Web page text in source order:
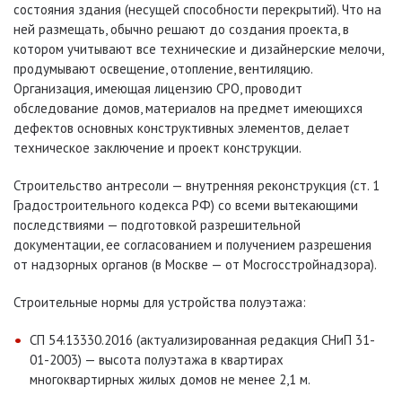
состояния здания (несущей способности перекрытий). Что на
ней размещать, обычно решают до создания проекта, в
котором учитывают все технические и дизайнерские мелочи,
продумывают освещение, отопление, вентиляцию.
Организация, имеющая лицензию СРО, проводит
обследование домов, материалов на предмет имеющихся
дефектов основных конструктивных элементов, делает
техническое заключение и проект конструкции.
Строительство антресоли — внутренняя реконструкция (ст. 1
Градостроительного кодекса РФ) со всеми вытекающими
последствиями — подготовкой разрешительной
документации, ее согласованием и получением разрешения
от надзорных органов (в Москве — от Мосгосстройнадзора).
Строительные нормы для устройства полуэтажа:
СП 54.13330.2016 (актуализированная редакция СНиП 31-
01-2003) — высота полуэтажа в квартирах
многоквартирных жилых домов не менее 2,1 м.